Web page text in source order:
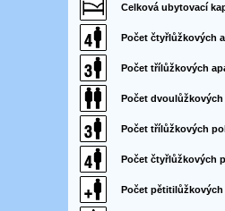
Celková ubytovací
Počet čtyřlůžkových
Počet třílůžkových
Počet
Počet třílůžkových
Počet čtyřlůžkových
Počet